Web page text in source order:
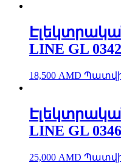
LINE GL 0342
18,500 AMD
LINE GL 0346
25,000 AMD